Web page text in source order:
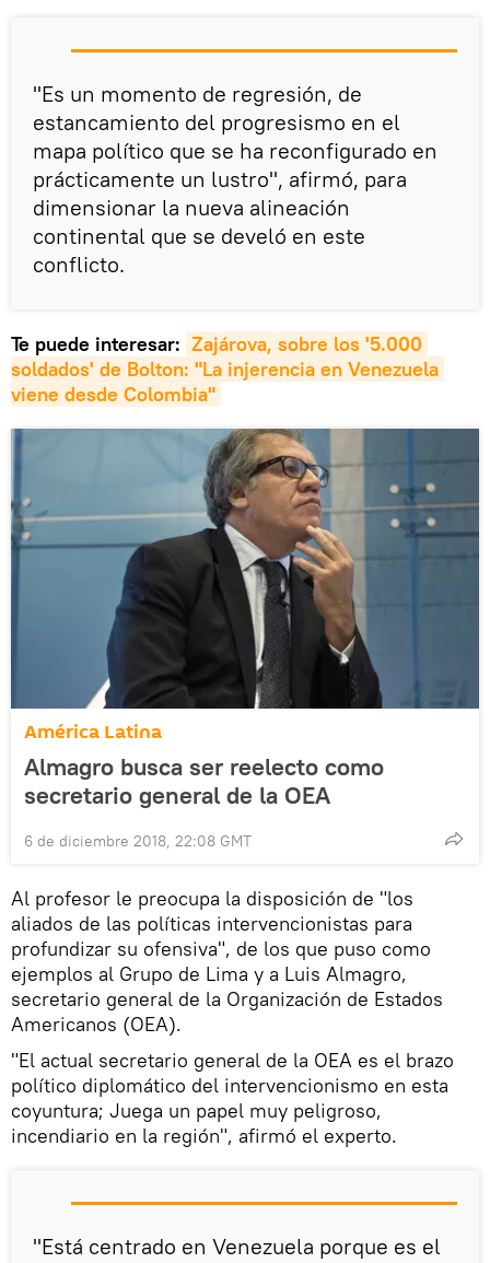
"Es un momento de regresión, de
estancamiento del progresismo en el
mapa político que se ha reconfigurado en
prácticamente un lustro", afirmó, para
dimensionar la nueva alineación
continental que se develó en este
conflicto.
Te puede interesar: Zajárova, sobre los '5.000
soldados' de Bolton: "La injerencia en Venezuela
viene desde Colombia"
América Latina
Almagro busca ser reelecto como
secretario general de la OEA
6 de diciembre 2018, 22:08 GMT
Al profesor le preocupa la disposición de "los
aliados de las políticas intervencionistas para
profundizar su ofensiva", de los que puso como
ejemplos al Grupo de Lima y a Luis Almagro,
secretario general de la Organización de Estados
Americanos (OEA).
"El actual secretario general de la OEA es el brazo
político diplomático del intervencionismo en esta
coyuntura; Juega un papel muy peligroso,
incendiario en la región", afirmó el experto.
"Está centrado en Venezuela porque es el